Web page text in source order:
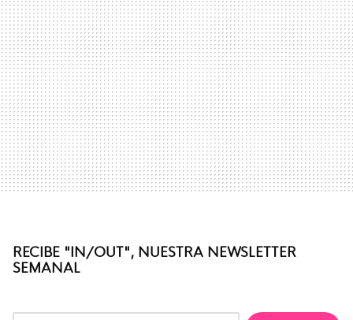
RECIBE "IN/OUT", NUESTRA NEWSLETTER
SEMANAL